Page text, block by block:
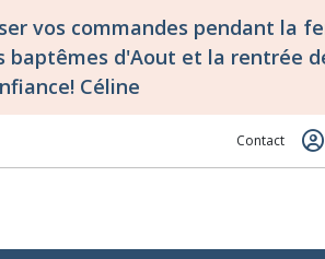
vos commandes pendant la
d'Aout et la rentrée
Céline
Contact